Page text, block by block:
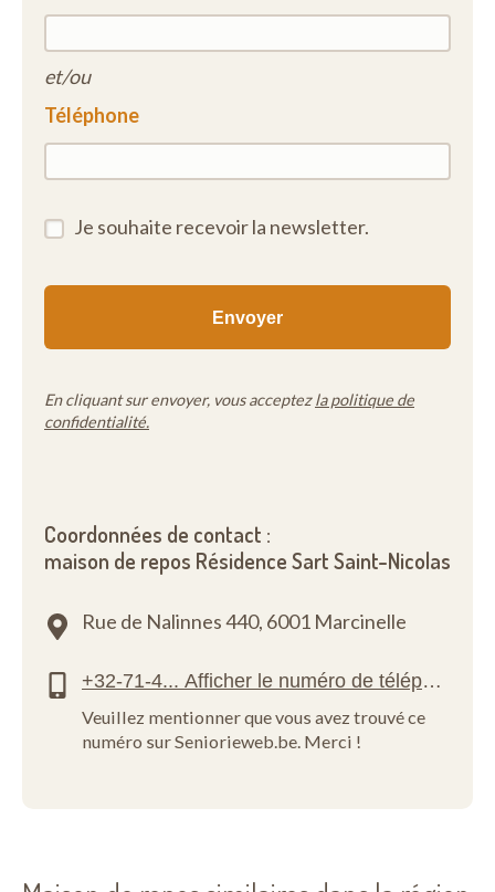
et/ou
Téléphone
Je souhaite recevoir la newsletter.
En cliquant sur envoyer, vous acceptezla politique de
confidentialité.
Coordonnées de contact :
maison de repos Résidence Sart Saint-Nicolas
Rue de Nalinnes 440, 6001 Marcinelle
Veuillez mentionner que vous avez trouvé ce
numéro sur Seniorieweb.be. Merci !